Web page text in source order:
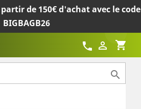
partir de 150€ d'achat avec le code
BIGBAGB26
shopping_cart

call
